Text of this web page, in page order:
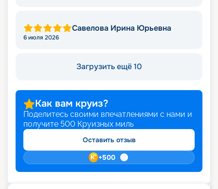
Савелова Ирина Юрьевна
6 июля 2026
Загрузить ещё 10
Как вам круиз?
Поделитесь своими впечатлениями с нами и
получите 500 Круизных миль
Оставить отзыв
+500